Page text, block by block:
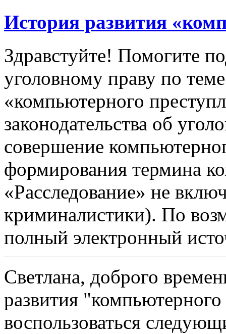
История развития
Здравстуйте! Помогите
уголовному праву по
«компьютерного
законодательства об
совершение
формирования термина
«Расследование» не
криминалистики). По
полный электронный
Светлана, доброго
развития
воспользоваться